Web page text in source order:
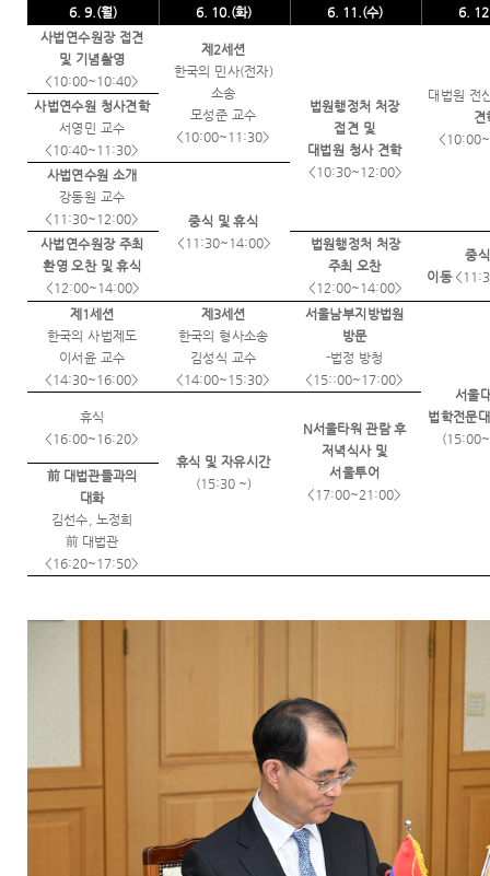
갤러리
찾아오
시는길
자주 묻
는 질문
6. 9.(월) 6. 10.(화) 6. 11.(수)
6.
사법연수원장 접견
및 기념촬영
<10:00~10:40>
제 2세션
한국의 민사(전자)
소송
모성준 교수
<10:00~11:30>
법원행정처 처장
접견 및
대법원 청사 견학
<10:30~12:00>
대법원 전
견
사법연수원 청사견학
서영민 교수
<10:40~11:30>
사법연수원 소개
강동원 교수
<11:30~12:00>
중식 및 휴식
<11:30~14:00>
사법연수원장 주최
환영 오찬 및 휴식
<12:00~14:00>
법원행정처 처장
주최 오찬
<12:00~14:00>
중
이동
제 1세션
한국의 사법제도
이서윤 교수
<14:30~16:00>
제 3세션
한국의 형사소송
김성식 교수
<14:00~15:30>
서울남부지방법원
방문
-법정 방청
<15::00~17:00>
서울
법학전문
휴식
< 16:00~16:20>
휴식 및 자유시간
(15:30 ~)
N서울타워 관람 후
저녁식사 및
서울투어
<17:00~21:00>
前 대법관들과의
대화
김선수 노정희
前 대법관
<16:20~17:50>